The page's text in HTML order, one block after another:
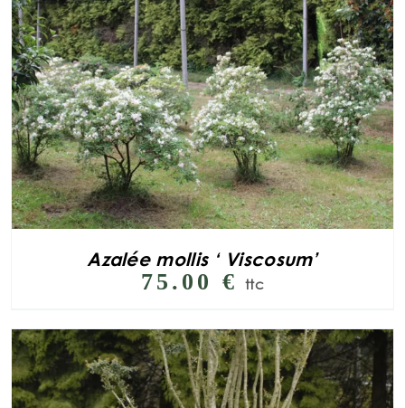
Azalée mollis ‘ Viscosum’
75.00 € ttc